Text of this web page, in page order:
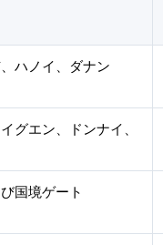
ハノイ、ダナン
グエン、ドンナイ、
国境ゲート